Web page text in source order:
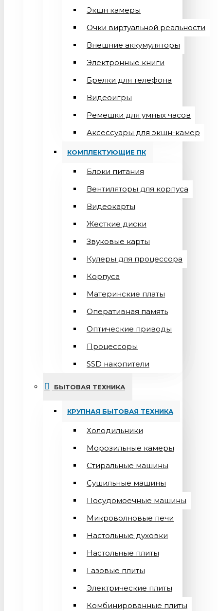
Экшн камеры
Очки виртуальной реальности
Внешние аккумуляторы
Электронные книги
Брелки для телефона
Видеоигры
Ремешки для умных часов
Аксессуары для экшн-камер
КОМПЛЕКТУЮЩИЕ ПК
Блоки питания
Вентиляторы для корпуса
Видеокарты
Жесткие диски
Звуковые карты
Кулеры для процессора
Корпуса
Материнские платы
Оперативная память
Оптические приводы
Процессоры
SSD накопители
БЫТОВАЯ ТЕХНИКА
КРУПНАЯ БЫТОВАЯ ТЕХНИКА
Холодильники
Морозильные камеры
Стиральные машины
Сушильные машины
Посудомоечные машины
Микроволновые печи
Настольные духовки
Настольные плиты
Газовые плиты
Электрические плиты
Комбинированные плиты